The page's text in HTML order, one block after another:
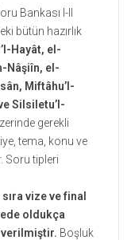
Bankası I-II
bütün hazırlık
Hayât, el-
Nâşiîn, el-
Miftâhu’l-
Silsiletu’l-
gerekli
tema, konu ve
Soru tipleri
vize ve final
oldukça
Boşluk